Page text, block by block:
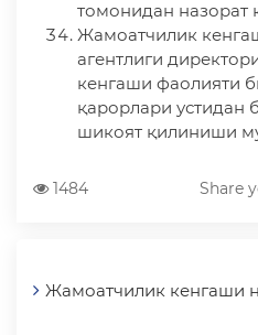
томонидан назорат
Жамоатчилик
агентлиги
кенгаши фаолияти
қарорлари устидан
шикоят қилиниши
1484 Share
Жамоатчилик кенгаши